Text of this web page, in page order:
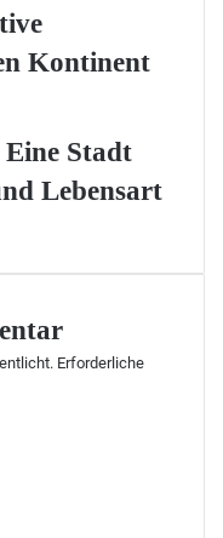
Kontinent
Stadt
Lebensart
Erforderliche